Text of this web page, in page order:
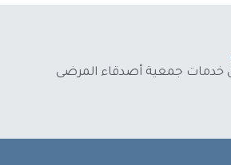
خدمات جمعية أصدقاء المرضى